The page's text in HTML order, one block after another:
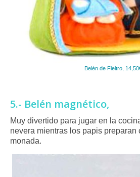
Belén de Fieltro,
5.- Belén magnético,
Muy divertido para jugar en la
nevera mientras los papis preparan
monada.